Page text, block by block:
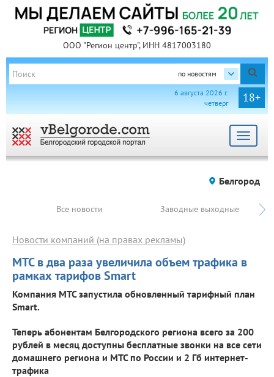
ООО "Регион центр", ИНН 4817003180
по новостям
18+
6 августа 2026 г.
четверг
Toggle
Белгород
Все новости Заводные выходные
МТС в два раза увеличила объем трафика в
рамках тарифов Smart
Новости компаний (на правах рекламы)
Компания МТС запустила обновленный тарифный план
Smart.
Теперь абонентам Белгородского региона всего за 200
рублей в месяц доступны бесплатные звонки на все сети
домашнего региона и МТС по России и 2 Гб интернет-
трафика